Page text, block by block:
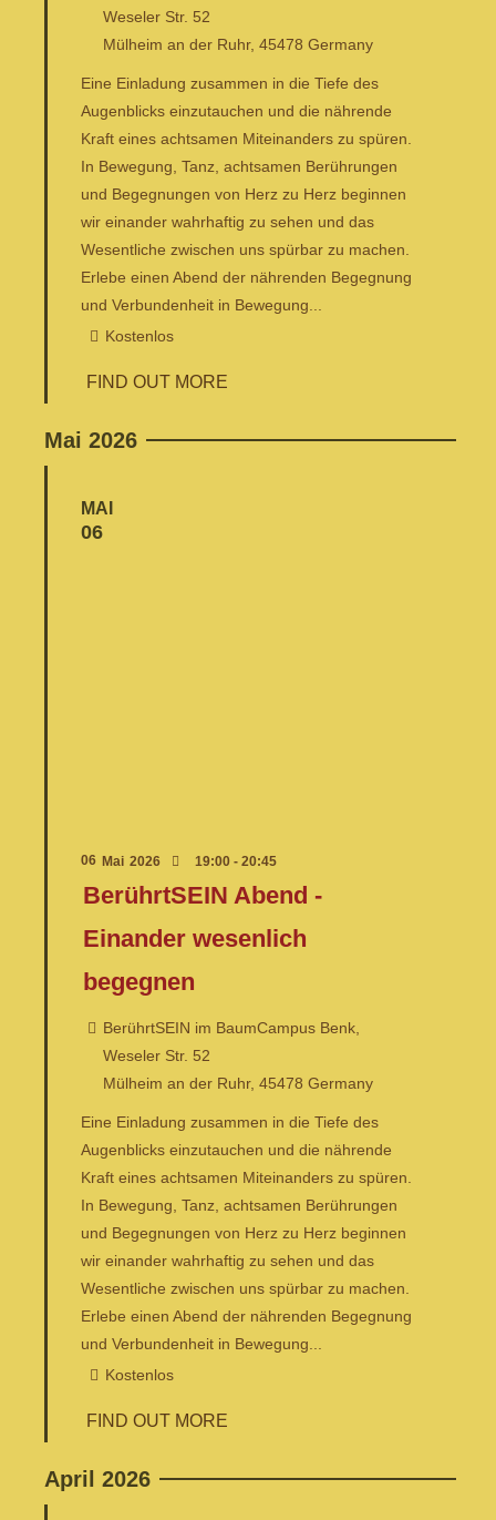
Weseler Str. 52
Mülheim an der Ruhr, 45478 Germany
Eine Einladung zusammen in die Tiefe des
Augenblicks einzutauchen und die nährende
Kraft eines achtsamen Miteinanders zu spüren.
In Bewegung, Tanz, achtsamen Berührungen
und Begegnungen von Herz zu Herz beginnen
wir einander wahrhaftig zu sehen und das
Wesentliche zwischen uns spürbar zu machen.
Erlebe einen Abend der nährenden Begegnung
und Verbundenheit in Bewegung...
Kostenlos
FIND OUT MORE
Mai 2026
MAI
06
06 Mai 2026 19:00 - 20:45
BerührtSEIN Abend -
Einander wesenlich
begegnen
BerührtSEIN im BaumCampus Benk,
Weseler Str. 52
Mülheim an der Ruhr, 45478 Germany
Eine Einladung zusammen in die Tiefe des
Augenblicks einzutauchen und die nährende
Kraft eines achtsamen Miteinanders zu spüren.
In Bewegung, Tanz, achtsamen Berührungen
und Begegnungen von Herz zu Herz beginnen
wir einander wahrhaftig zu sehen und das
Wesentliche zwischen uns spürbar zu machen.
Erlebe einen Abend der nährenden Begegnung
und Verbundenheit in Bewegung...
Kostenlos
FIND OUT MORE
April 2026